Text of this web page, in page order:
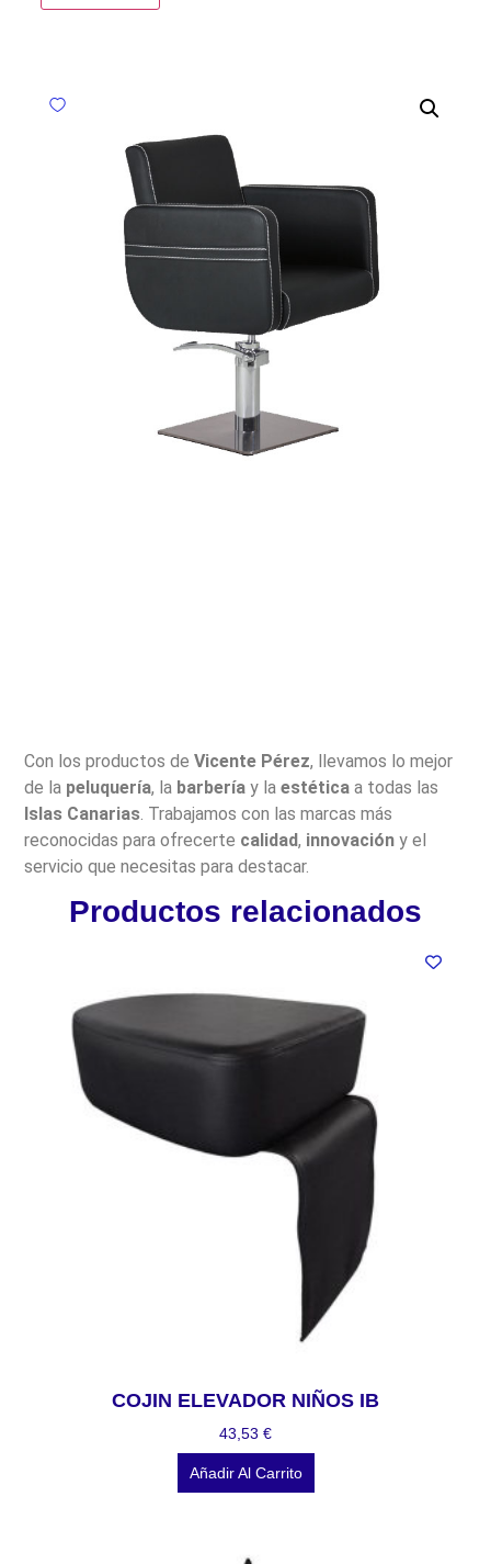
Con los productos deVicente Pérez, llevamos lo mejor
de la peluquería, la barbería y laestética a todas las
Islas Canarias . Trabajamos con las marcas más
reconocidas para ofrecerte calidad, innovación y el
servicio que necesitas para destacar.
Productos relacionados
COJIN ELEVADOR NIÑOS IB
43,53 €
Añadir Al Carrito